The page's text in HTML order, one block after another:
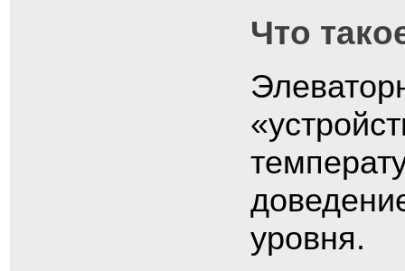
Что
уровня.